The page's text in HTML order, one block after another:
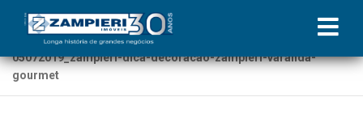
Início»Blog»Varanda Gourmet é exigência na lista de
compradores na hora de escolher apartamento
05072019_zampieri-dica-decoracao-zampieri-varanda-
gourmet